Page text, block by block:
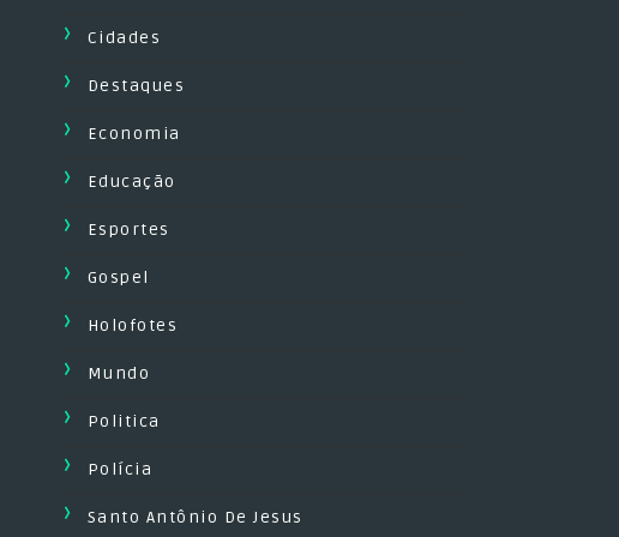
Cidades
Destaques
Economia
Educação
Esportes
Gospel
Holofotes
Mundo
Politica
Polícia
Santo Antônio De Jesus